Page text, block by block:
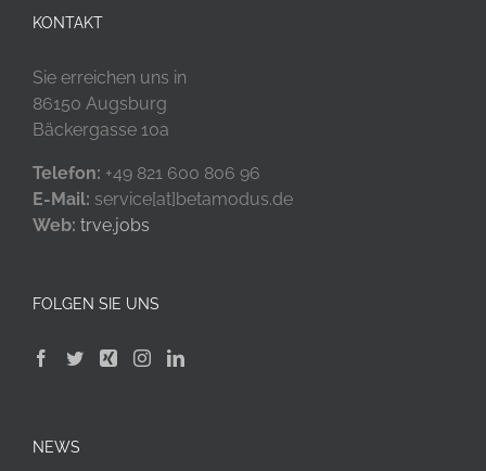
KONTAKT
Sie erreichen uns in
86150 Augsburg
Bäckergasse 10a
Telefon: +49 821 600 806 96
E-Mail: service[at]betamodus.de
Web: trve.jobs
FOLGEN SIE UNS
NEWS